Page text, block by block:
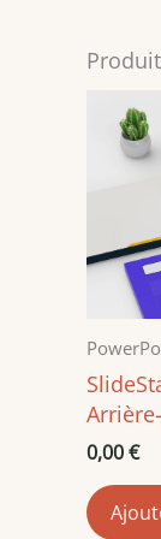
0,00€